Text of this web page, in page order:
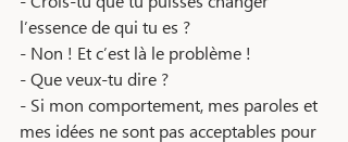
l’essence de qui tu es ?
- Non ! Et c’est là le problème !
- Que veux-tu dire ?
- Si mon comportement, mes paroles et
mes idées ne sont pas acceptables pour